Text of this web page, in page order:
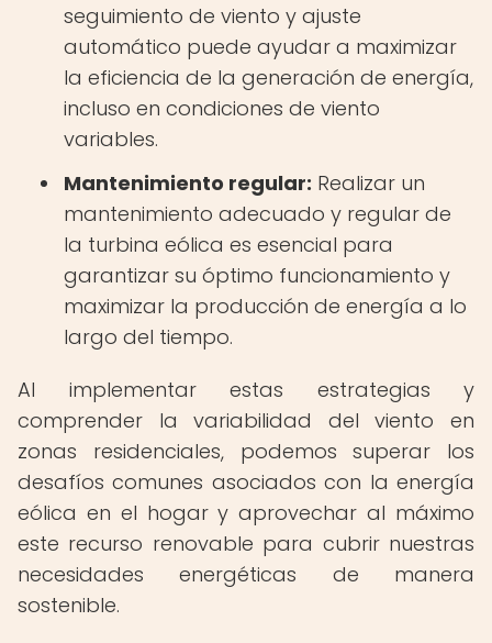
seguimiento de viento y ajuste
automático puede ayudar a maximizar
la eficiencia de la generación de energía,
incluso en condiciones de viento
variables.
Mantenimiento regular: Realizar un
mantenimiento adecuado y regular de
la turbina eólica es esencial para
garantizar su óptimo funcionamiento y
maximizar la producción de energía a lo
largo del tiempo.
Al implementar estas estrategias y
comprender la variabilidad del viento en
zonas residenciales, podemos superar los
desafíos comunes asociados con la energía
eólica en el hogar y aprovechar al máximo
este recurso renovable para cubrir nuestras
necesidades energéticas de manera
sostenible.